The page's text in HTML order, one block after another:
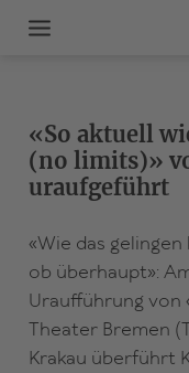
«So aktuell
(no limits)»
uraufgeführt
«Wie das
ob überhaupt»:
Uraufführung von
Theater Bremen
Krakau überführt